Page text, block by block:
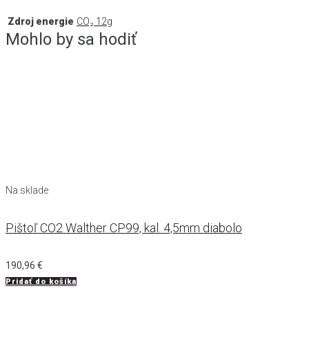
Zdroj energie CO₂ 12g
Mohlo by sa hodiť
Na sklade
Pištoľ CO2 Walther CP99, kal. 4,5mm diabolo
190,96 €
Pridať do košíka